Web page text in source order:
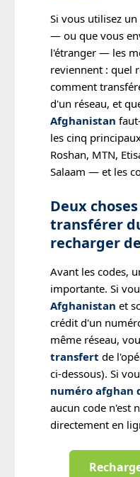
Si vous utilisez
— ou que vous
l'étranger — les
reviennent : quel
comment
d'un réseau, et
Afghanistan
les cinq
Roshan, MTN,
Salaam — et les
Deux
transférer
recharger
Avant les codes,
importante. Si
Afghanistan et
crédit d'un
même réseau,
transfert de
ci-dessous). Si
numéro afghan
aucun code n'est
directement en